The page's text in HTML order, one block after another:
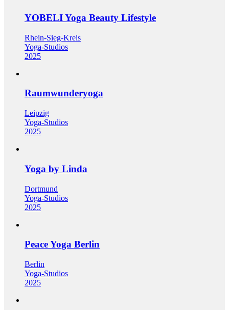
YOBELI Yoga Beauty Lifestyle
Rhein-Sieg-Kreis
Yoga-Studios
2025
Raumwunderyoga
Leipzig
Yoga-Studios
2025
Yoga by Linda
Dortmund
Yoga-Studios
2025
Peace Yoga Berlin
Berlin
Yoga-Studios
2025